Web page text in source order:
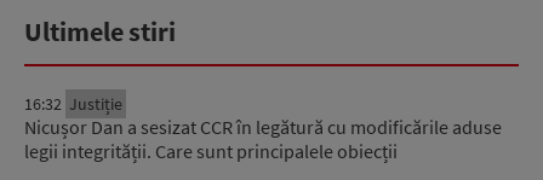
Ultimele stiri
16:32 Justiție
Nicușor Dan a sesizat CCR în legătură cu modificările aduse
legii integrității. Care sunt principalele obiecții